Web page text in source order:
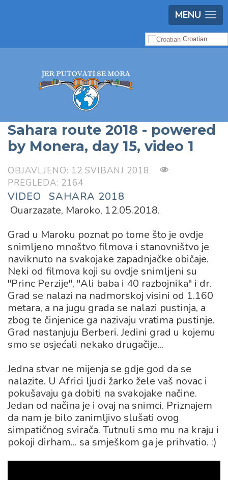
MENU
Croatian
Sahara route 2018 - powered
by Monera, day 15, video 1
OBJAVLJENO: 12 SVIBANJ 2018
PREGLEDA: 2164
VIDEO
SAHARA 2018
Ouarzazate, Maroko, 12.05.2018.
Grad u Maroku poznat po tome što je ovdje
snimljeno mnoštvo filmova i stanovništvo je
naviknuto na svakojake zapadnjačke običaje.
Neki od filmova koji su ovdje snimljeni su
"Princ Perzije", "Ali baba i 40 razbojnika" i dr.
Grad se nalazi na nadmorskoj visini od 1.160
metara, a na jugu grada se nalazi pustinja, a
zbog te činjenice ga nazivaju vratima pustinje.
Grad nastanjuju Berberi. Jedini grad u kojemu
smo se osjećali nekako drugačije...
Jedna stvar ne mijenja se gdje god da se
nalazite. U Africi ljudi žarko žele vaš novac i
pokušavaju ga dobiti na svakojake načine.
Jedan od načina je i ovaj na snimci. Priznajem
da nam je bilo zanimljivo slušati ovog
simpatičnog svirača. Tutnuli smo mu na kraju i
pokoji dirham... sa smješkom ga je prihvatio. :)